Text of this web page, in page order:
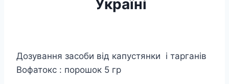
Україні
Дозування засоби від капустянки і тарганів
Вофатокс : порошок 5 гр